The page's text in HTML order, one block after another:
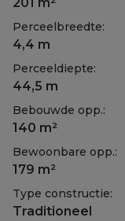
Perceelbreedte:
4,4 m
Perceeldiepte:
44,5 m
Bebouwde opp.:
140 m²
Bewoonbare opp.:
179 m²
Type constructie:
Traditioneel